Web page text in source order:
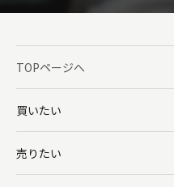
TOPページへ
買いたい
売りたい